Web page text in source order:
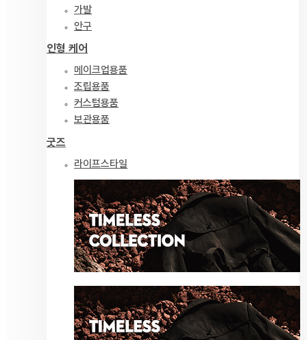
가발
안구
인형 케어
메이크업용품
조립용품
커스텀용품
보관용품
굿즈
라이프스타일